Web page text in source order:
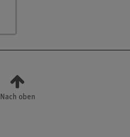
Nach oben